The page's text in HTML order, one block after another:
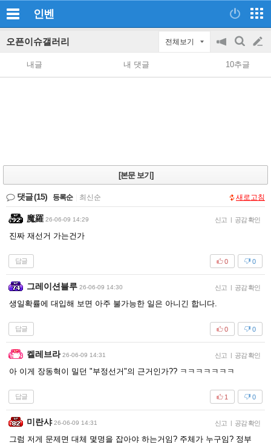
인벤
오픈이슈갤러리 전체보기
공
지
on/off
검
색
글
쓰
내글 내 댓글 10추글
[본문 보기]
댓글(15) 등록순 최신순 새로고침
魔羅 26-06-09 14:29 신고 | 공감 확인
진짜 재선거 가는건가
답글 0
0
그레이션블루 26-06-09 14:30 신고 | 공감 확인
생일확률에 대입해 보면 아주 불가능한 일은 아니긴 합니다.
답글 0
0
켈레브라 26-06-09 14:31 신고 | 공감 확인
아 이게 장동혁이 밀던 "부정선거"의 근거인가?? ㅋㅋㅋㅋㅋㅋㅋ
답글 0
1
미란샤 26-06-09 14:31 신고 | 공감 확인
그럼 저게 문제면 대체 몇명을 잡아야 하는거임? 주체가 누구임? 정부